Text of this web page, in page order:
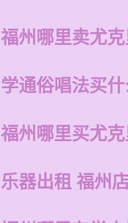
福州哪里卖尤
学通俗唱法买
福州哪里买尤
乐器出租 福州